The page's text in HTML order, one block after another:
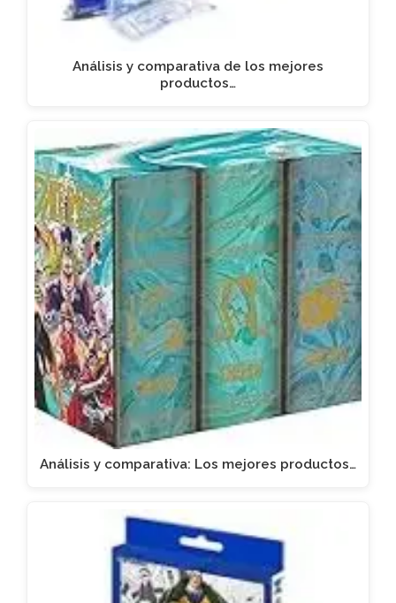
Análisis y comparativa de los mejores
productos…
Análisis y comparativa: Los mejores productos…